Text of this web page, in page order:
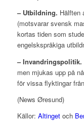
– Utbildning. Hälften
(motsvarar svensk
kortas tiden som
engelskspråkiga
– Invandringspolitik.
men mjukas upp på
för vissa flyktingar
(News Øresund)
Källor: Altingetoch